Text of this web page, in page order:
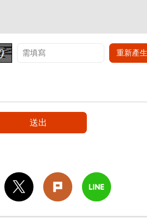
重新產